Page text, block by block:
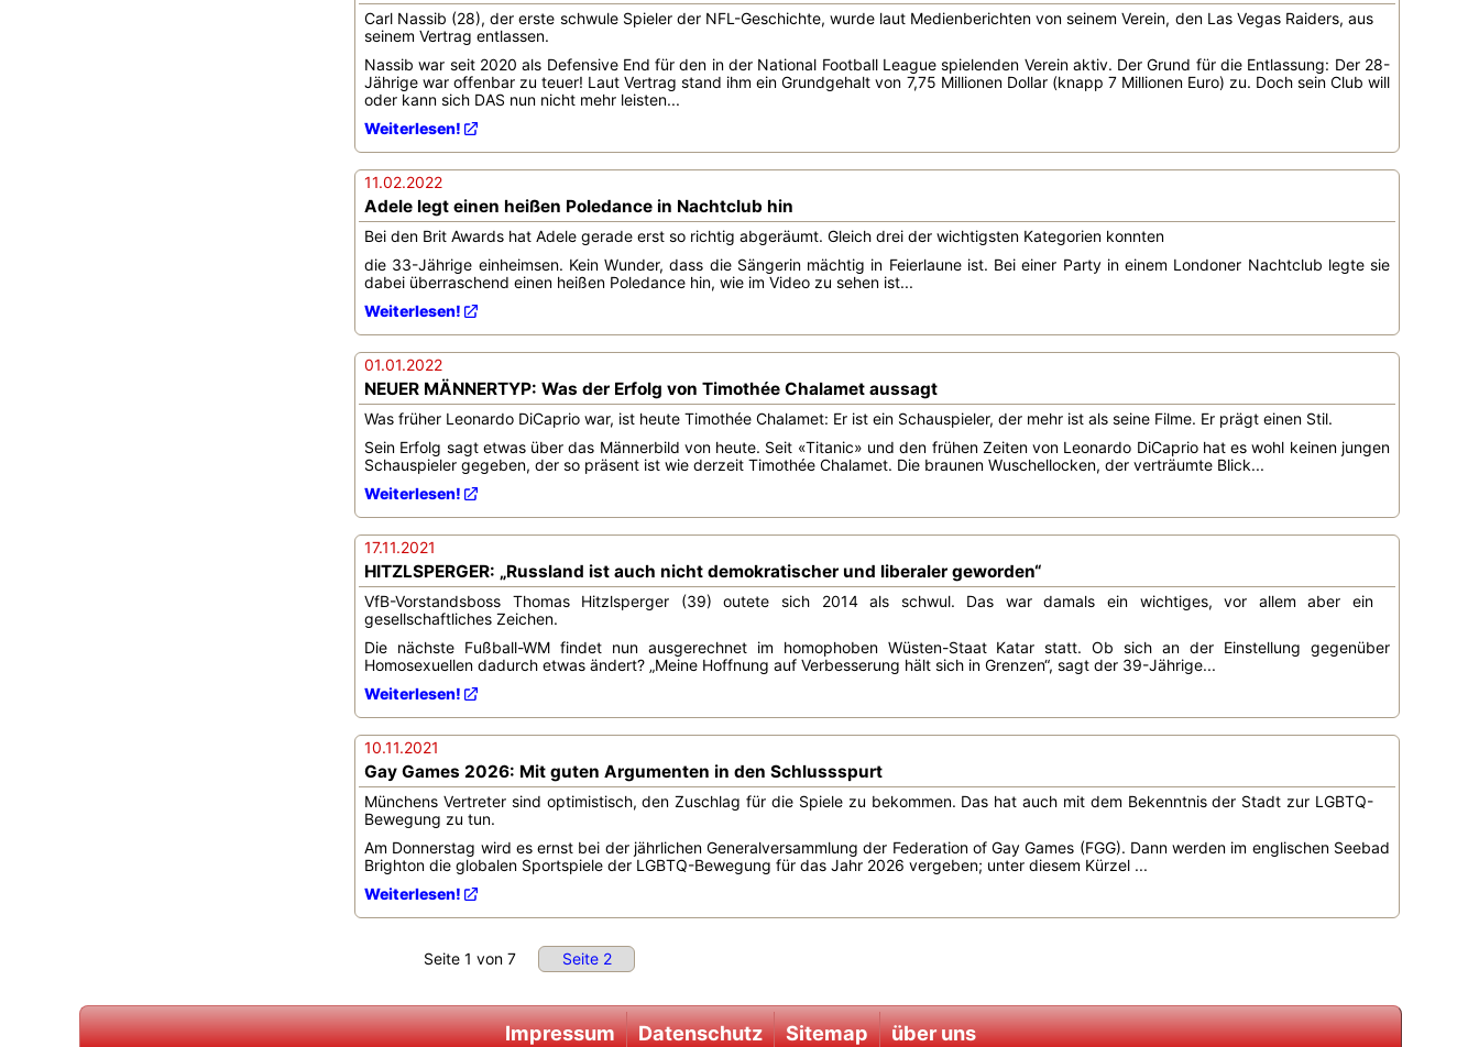
Carl Nassib (28), der erste schwule Spieler der NFL-Geschichte, wurde laut Medienberichten von seinem Verein, den Las Vegas Raiders, aus
seinem Vertrag entlassen.
Nassib war seit 2020 als Defensive End für den in der National Football League spielenden Verein aktiv. Der Grund für die Entlassung: Der 28-
Jährige war offenbar zu teuer! Laut Vertrag stand ihm ein Grundgehalt von 7,75 Millionen Dollar (knapp 7 Millionen Euro) zu. Doch sein Club will
oder kann sich DAS nun nicht mehr leisten...
Weiterlesen!
11.02.2022
Adele legt einen heißen Poledance in Nachtclub hin
Bei den Brit Awards hat Adele gerade erst so richtig abgeräumt. Gleich drei der wichtigsten Kategorien konnten
die 33-Jährige einheimsen. Kein Wunder, dass die Sängerin mächtig in Feierlaune ist. Bei einer Party in einem Londoner Nachtclub legte sie
dabei überraschend einen heißen Poledance hin, wie im Video zu sehen ist...
Weiterlesen!
01.01.2022
NEUER MÄNNERTYP: Was der Erfolg von Timothée Chalamet aussagt
Was früher Leonardo DiCaprio war, ist heute Timothée Chalamet: Er ist ein Schauspieler, der mehr ist als seine Filme. Er prägt einen Stil.
Sein Erfolg sagt etwas über das Männerbild von heute. Seit «Titanic» und den frühen Zeiten von Leonardo DiCaprio hat es wohl keinen jungen
Schauspieler gegeben, der so präsent ist wie derzeit Timothée Chalamet. Die braunen Wuschellocken, der verträumte Blick...
Weiterlesen!
17.11.2021
HITZLSPERGER: „Russland ist auch nicht demokratischer und liberaler geworden“
VfB-Vorstandsboss Thomas Hitzlsperger (39) outete sich 2014 als schwul. Das war damals ein wichtiges, vor allem aber ein
gesellschaftliches Zeichen.
Die nächste Fußball-WM findet nun ausgerechnet im homophoben Wüsten-Staat Katar statt. Ob sich an der Einstellung gegenüber
Homosexuellen dadurch etwas ändert? „Meine Hoffnung auf Verbesserung hält sich in Grenzen“, sagt der 39-Jährige...
Weiterlesen!
10.11.2021
Gay Games 2026: Mit guten Argumenten in den Schlussspurt
Münchens Vertreter sind optimistisch, den Zuschlag für die Spiele zu bekommen. Das hat auch mit dem Bekenntnis der Stadt zur LGBTQ-
Bewegung zu tun.
Am Donnerstag wird es ernst bei der jährlichen Generalversammlung der Federation of Gay Games (FGG). Dann werden im englischen Seebad
Brighton die globalen Sportspiele der LGBTQ-Bewegung für das Jahr 2026 vergeben; unter diesem Kürzel ...
Weiterlesen!
Seite 1 von 7 Seite 2
Impressum Datenschutz Sitemap über uns